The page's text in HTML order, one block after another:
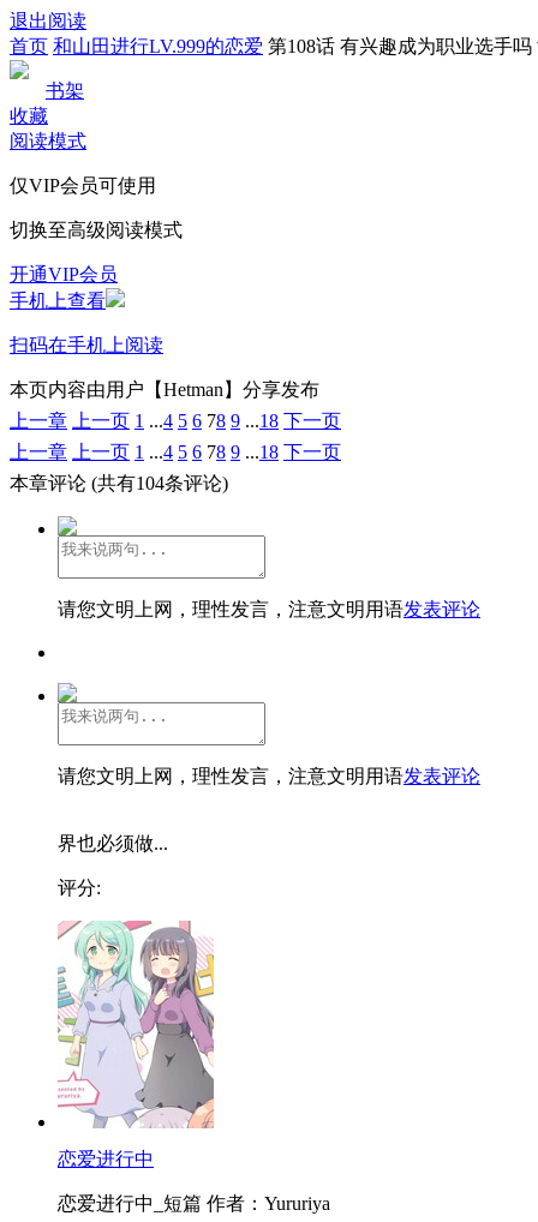
退出阅读
首页 和山田进行LV.999的恋爱 第108话 有兴趣成为职业选手吗
书架
收藏
阅读模式
仅VIP会员可使用
切换至高级阅读模式
开通VIP会员
手机上查看
扫码在手机上阅读
本页内容由用户【Hetman】分享发布
上一章
上一页 1 ...4 5 6 78 9 ...18 下一页
上一章
上一页 1 ...4 5 6 78 9 ...18 下一页
本章评论 (共有104条评论)
请您文明上网，理性发言，注意文明用语发表评论
请您文明上网，理性发言，注意文明用语发表评论
界也必须做...
评分:
恋爱进行中
恋爱进行中_短篇 作者：Yururiya